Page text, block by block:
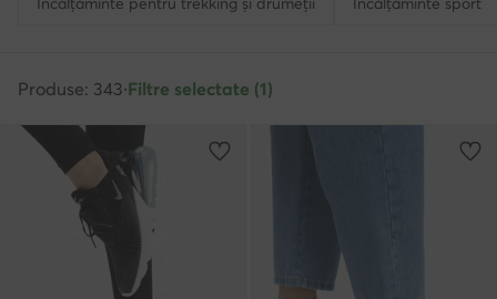
Produse: 343·Filtre selectate (1)